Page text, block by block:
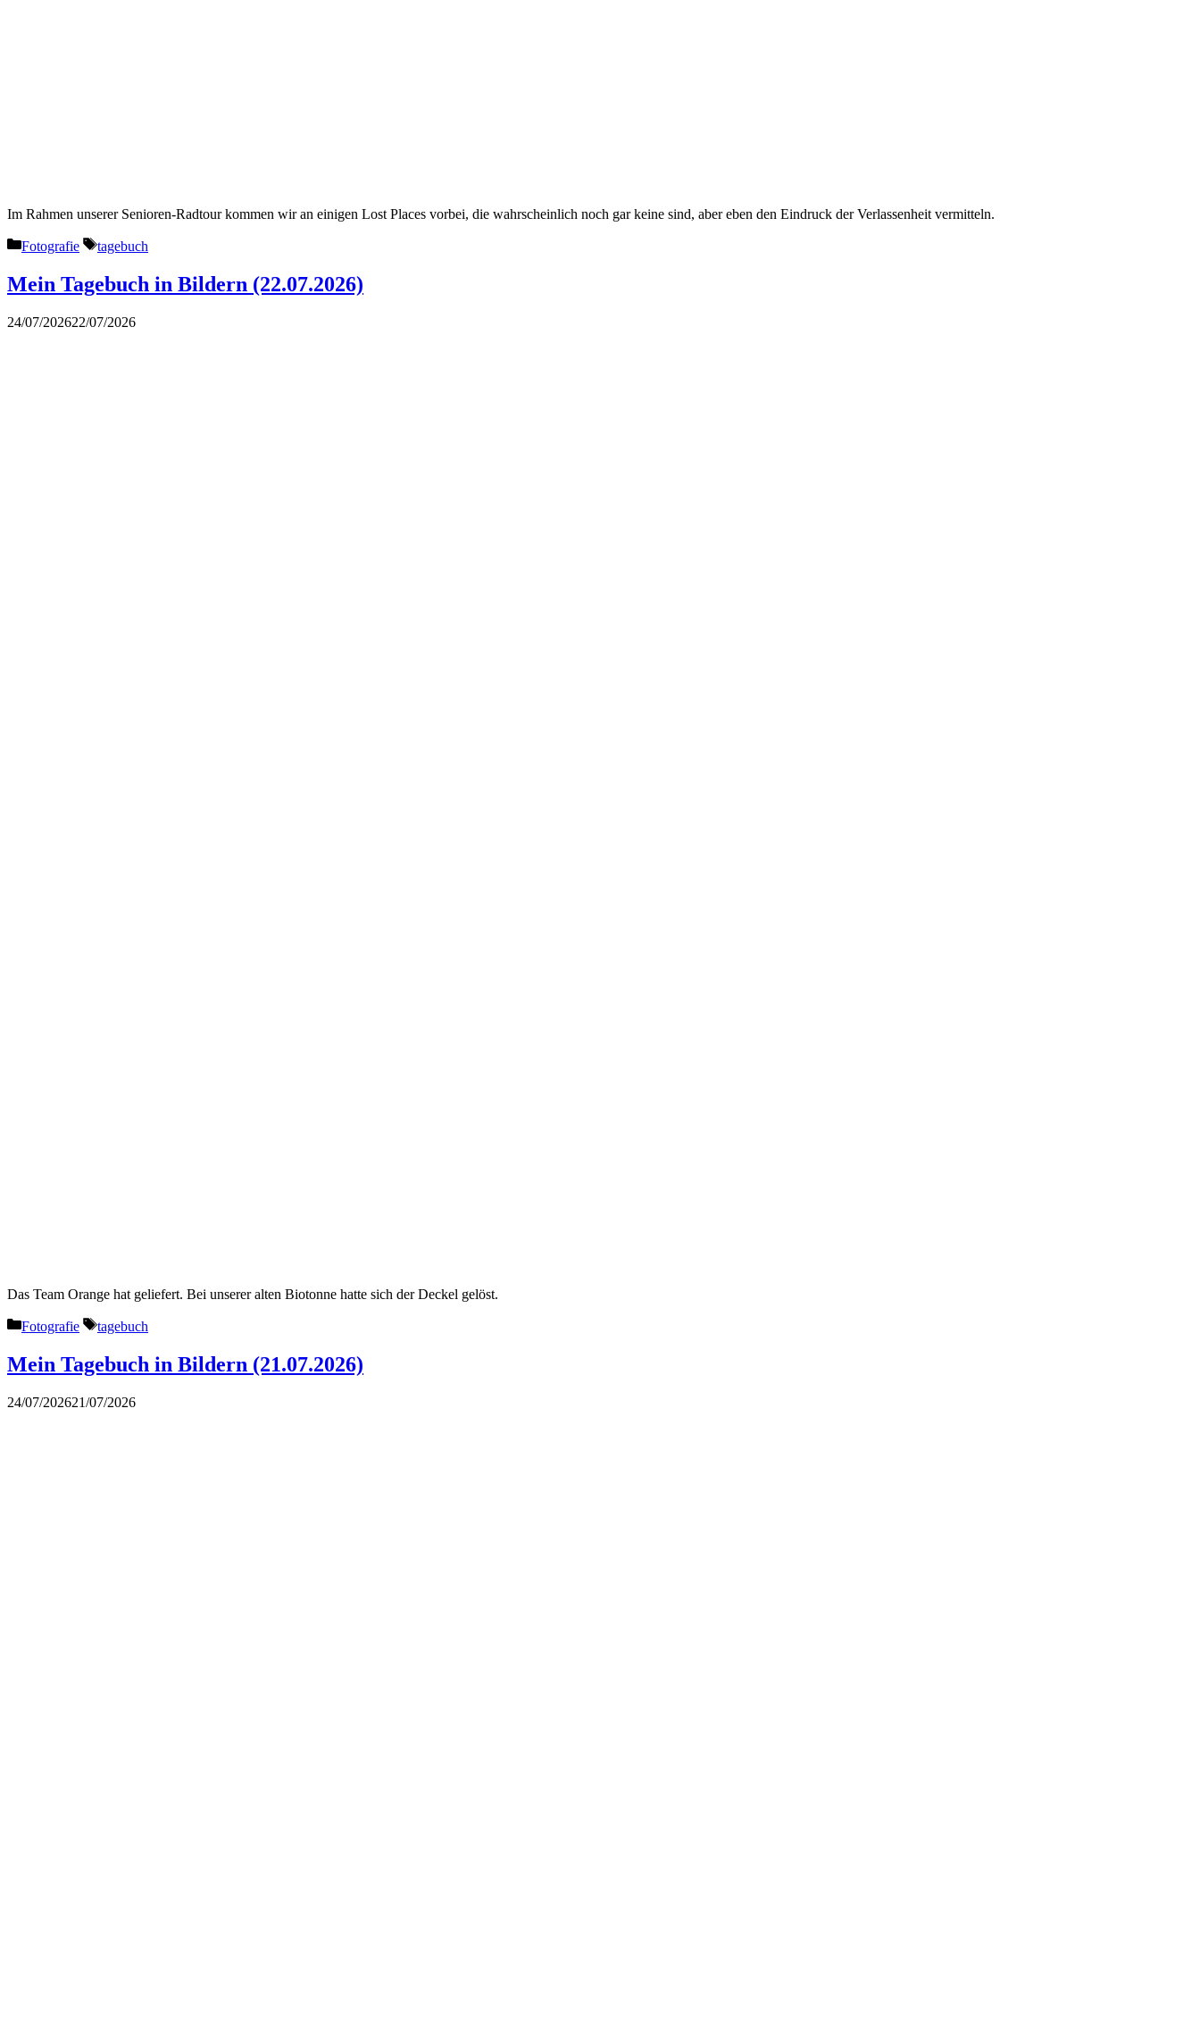
Im Rahmen unserer Senioren-Radtour kommen wir an einigen Lost Places vorbei, die wahrscheinlich noch gar keine sind, aber eben den Eindruck der Verlassenheit vermitteln.
Kategorien
Fotografie Schlagwörter
tagebuch
Mein Tagebuch in Bildern (22.07.2026)
24/07/202622/07/2026
Das Team Orange hat geliefert. Bei unserer alten Biotonne hatte sich der Deckel gelöst.
Kategorien
Fotografie Schlagwörter
tagebuch
Mein Tagebuch in Bildern (21.07.2026)
24/07/202621/07/2026